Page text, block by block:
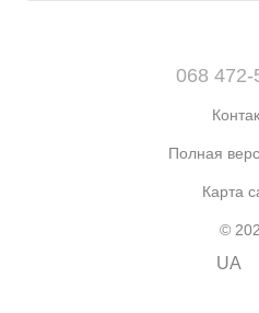
068 472-
Полная
Карта
©
UA